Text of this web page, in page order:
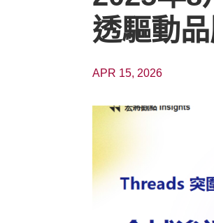
透驅動
APR 15, 2026